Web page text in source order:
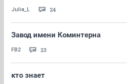
Julia_L 24
Завод имени Коминтерна
FB2 23
кто знает